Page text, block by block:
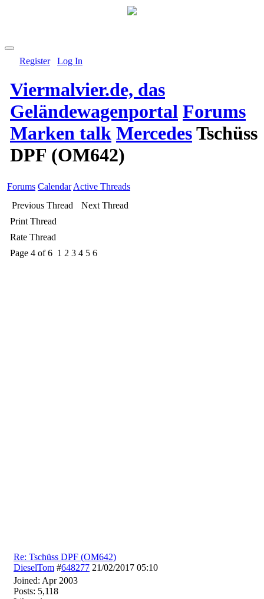
Register Log In
Viermalvier.de, das
Geländewagenportal Forums
Marken talk MercedesTschüss
DPF (OM642)
Forums Calendar Active Threads
Previous Thread
Next Thread
Print Thread
Rate Thread
Page 4 of 6 1 2 3 4 5 6
Re: Tschüss DPF (OM642)
DieselTom #648277 21/02/2017 05:10
Joined: Apr 2003
Posts: 5,118